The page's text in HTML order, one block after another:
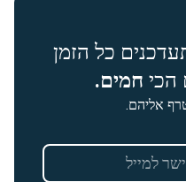
כל הזמן
הכי חמים.
אליהם.